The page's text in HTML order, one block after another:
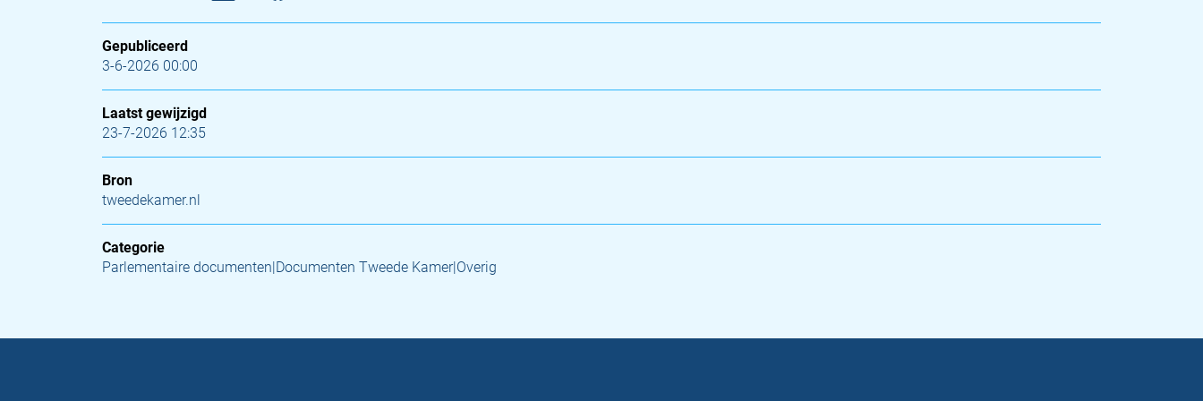
Gepubliceerd
3-6-2026 00:00
Laatst gewijzigd
23-7-2026 12:35
Bron
tweedekamer.nl
Categorie
Parlementaire documenten|Documenten Tweede Kamer|Overig